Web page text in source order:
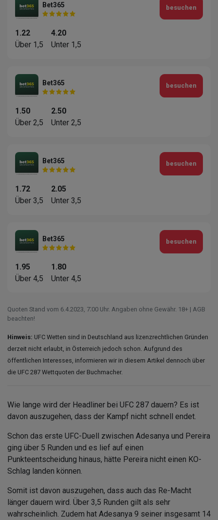
Bet365
1.22
Über 1,5
4.20
Unter 1,5
besuchen
Bet365
1.50
Über 2,5
2.50
Unter 2,5
besuchen
Bet365
1.72
Über 3,5
2.05
Unter 3,5
besuchen
Bet365
1.95
Über 4,5
1.80
Unter 4,5
besuchen
Quoten Stand vom 6.4.2023‚ 7⁚00 Uhr. Angaben ohne Gewähr. 18+ | AGB
beachten!
Hinweis: UFC Wetten sind in Deutschland aus lizenzrechtlichen Gründen
derzeit nicht erlaubt, in Österreich jedoch schon. Aufgrund des
öffentlichen Interesses, informieren wir in diesem Artikel dennoch über
die UFC 287 Wettquoten der Buchmacher.
Wie lange wird der Headliner bei UFC 287 dauern? Es ist
davon auszugehen, dass der Kampf nicht schnell endet.
Schon das erste UFC-Duell zwischen Adesanya und Pereira
ging über 5 Runden und es lief auf einen
Punkteentscheidung hinaus, hätte Pereira nicht einen KO-
Schlag landen können.
Somit ist davon auszugehen, dass auch das Re-Macht
länger dauern wird. Über 3,5 Runden gilt als sehr
wahrscheinlich. Zudem hat Adesanya 9 seiner insgesamt 14